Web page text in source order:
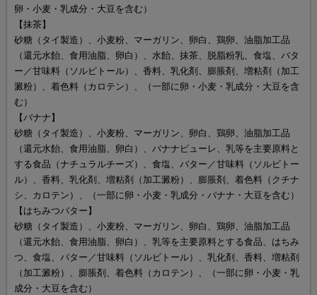
卵・小麦・乳成分・大豆を含む）
【抹茶】
砂糖（タイ製造）、小麦粉、マーガリン、卵白、鶏卵、油脂加工品
（還元水飴、食用油脂、卵白）、水飴、抹茶、脱脂粉乳、食塩、バタ
ー／甘味料（ソルビトール）、香料、乳化剤、膨脹剤、増粘剤（加工
澱粉）、着色料（カロテン）、（一部に卵・小麦・乳成分・大豆を含
む）
【バナナ】
砂糖（タイ製造）、小麦粉、マーガリン、卵白、鶏卵、油脂加工品
（還元水飴、食用油脂、卵白）、バナナピューレ、乳等を主要原料と
する食品（ナチュラルチーズ）、食塩、バター／甘味料（ソルビトー
ル）、香料、乳化剤、増粘剤（加工澱粉）、膨脹剤、着色料（クチナ
シ、カロテン）、（一部に卵・小麦・乳成分・バナナ・大豆を含む）
【はちみつバター】
砂糖（タイ製造）、小麦粉、マーガリン、卵白、鶏卵、油脂加工品
（還元水飴、食用油脂、卵白）、乳等を主要原料とする食品、はちみ
つ、食塩、バター／甘味料（ソルビトール）、乳化剤、香料、増粘剤
（加工澱粉）、膨脹剤、着色料（カロテン）、（一部に卵・小麦・乳
成分・大豆を含む）